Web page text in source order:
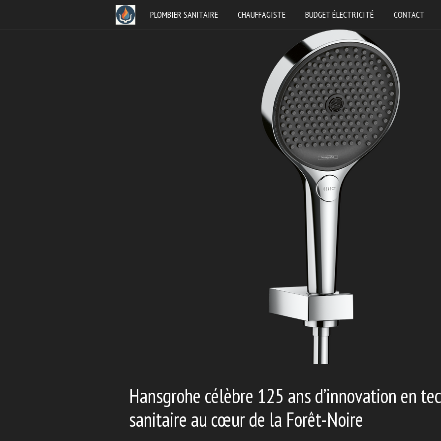
PLOMBIER SANITAIRE CHAUFFAGISTE BUDGET ÉLECTRICITÉ CONTACT
Hansgrohe célèbre 125 ans d’innovation en
sanitaire au cœur de la Forêt-Noire